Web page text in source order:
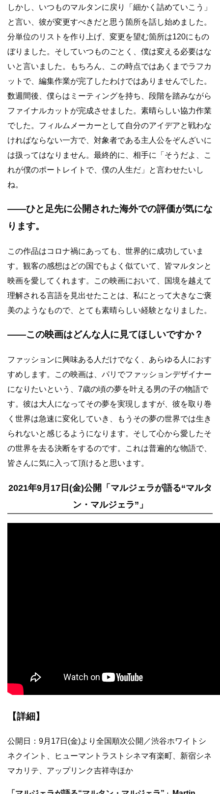
しかし、いつものマルタンに戻り「細かく詰めていこう」
と言い、彼が変更すべきだと思う箇所を話し始めました。
分単位のリストを作り上げ、変更を望む箇所は120にもの
ぼりました。そしていつものごとく、僕は変える必要はな
いと言いました。もちろん、この時点ではあくまでラフカ
ットで、編集作業が完了したわけではありませんでした。
数週間後、僕らはミーティングを持ち、段階を踏みながら
ファイナルカットが完成させました。素晴らしい協力作業
でした。フィルムメーカーとして自分のアイデアと戦わな
ければならない一方で、対象者である主人公をぞんざいに
は扱ってはなりません。最終的に、相手に「そうだよ、こ
れが僕のポートレイトで、僕の人生だ」と言わせたいし
ね。
――ひと足先に公開された海外での評価が気にな
ります。
この作品はコロナ禍にあっても、世界的に成功していま
す。観客の感想はどの国でもよく似ていて、皆マルタンと
映画を愛してくれます。この映画において、国境を越えて
理解される言語を見出せたことは、私にとって大きなご褒
美のようなもので、とても素晴らしい経験となりました。
――この映画はどんな人に見てほしいですか？
ファッションに興味ある人だけでなく、あらゆる人におす
すめします。この映画は、パリでファッションデザイナー
になりたいという、7歳の頃の夢を叶える男の子の物語で
す。彼は大人になってその夢を実現しますが、彼を取り巻
く世界は急速に変化していき、もうその夢の世界では生き
られないと感じるようになります。そして心から愛したそ
の世界を去る決断をするのです。これは普遍的な物語で、
皆さんに気に入って頂けると思います。
2021年9月17日(金)公開「マルジェラが語る“マルタ
ン・マルジェラ”」
【詳細】
公開日：9月17日(金)より全国順次公開／渋谷ホワイトシ
ネクイント、ヒューマントラストシネマ有楽町、新宿シネ
マカリテ、アップリンク吉祥寺ほか